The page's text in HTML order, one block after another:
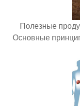
Полезные
Основные